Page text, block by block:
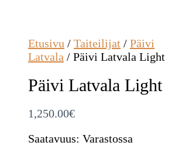
Etusivu / Taiteilijat / Päivi
Latvala / Päivi Latvala Light
Päivi Latvala Light
1,250.00€
Saatavuus: Varastossa